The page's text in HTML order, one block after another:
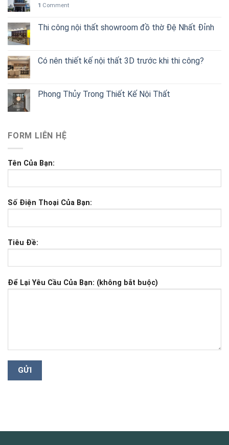
1 Comment
Thi công nội thất showroom đồ thờ Đệ Nhất Đỉnh
Có nên thiết kế nội thất 3D trước khi thi công?
Phong Thủy Trong Thiết Kế Nội Thất
FORM LIÊN HỆ
Tên Của Bạn:
Số Điện Thoại Của Bạn:
Tiêu Đề:
Để Lại Yêu Cầu Của Bạn: (không bắt buộc)